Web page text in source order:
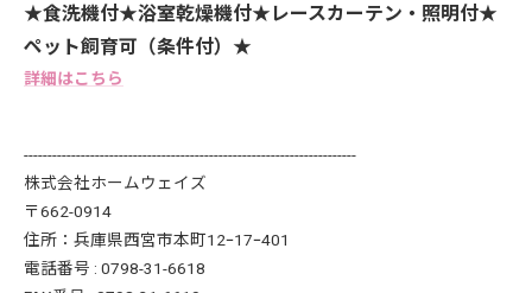
★食洗機付★浴室乾燥機付★レースカーテン・照明付★
ペット飼育可（条件付）★
詳細はこちら
----------------------------------------------------------------------
株式会社ホームウェイズ
〒662-0914
住所：兵庫県西宮市本町12ｰ17ｰ401
電話番号 : 0798-31-6618